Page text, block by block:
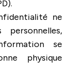
ne
personnelles,
se
physique